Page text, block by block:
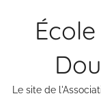
Le site de